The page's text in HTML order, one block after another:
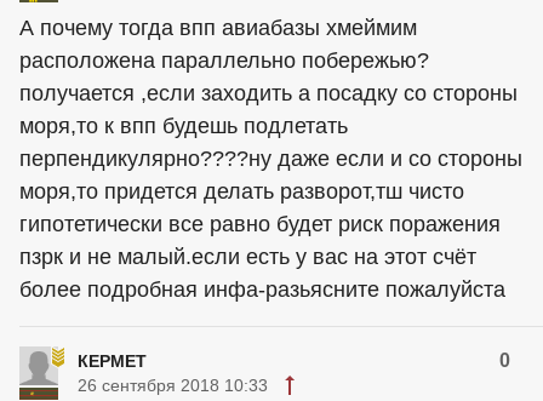
А почему тогда впп авиабазы хмеймим
расположена параллельно побережью?
получается ,если заходить а посадку со стороны
моря,то к впп будешь подлетать
перпендикулярно????ну даже если и со стороны
моря,то придется делать разворот,тш чисто
гипотетически все равно будет риск поражения
пзрк и не малый.если есть у вас на этот счёт
более подробная инфа-разьясните пожалуйста
КЕРМЕТ 0
26 сентября 2018 10:33